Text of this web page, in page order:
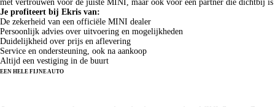
met vertrouwen voor de juiste MINI, maar ook voor een partner die dichtbij is
Je profiteert bij Ekris van:
De zekerheid van een officiële MINI dealer
Persoonlijk advies over uitvoering en mogelijkheden
Duidelijkheid over prijs en aflevering
Service en ondersteuning, ook na aankoop
Altijd een vestiging in de buurt
EEN HELE FIJNE AUTO